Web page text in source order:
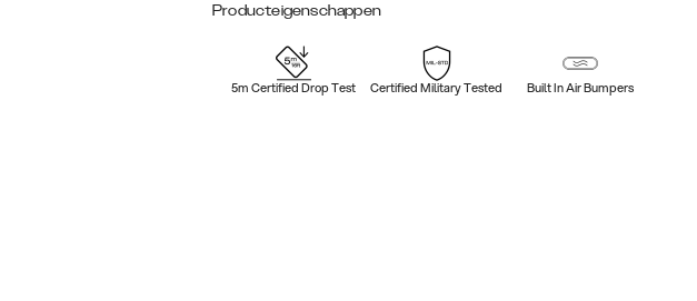
Producteigenschappen
5m Certified Drop Test Certified Military Tested Built In Air Bumpers